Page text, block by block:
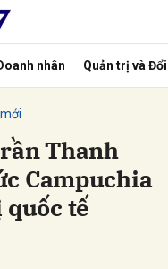
nhân Quản trị và
Thanh
Campuchia
tế